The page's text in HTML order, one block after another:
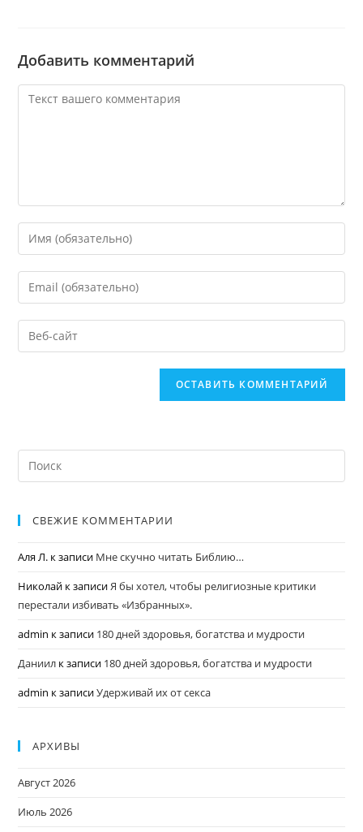
Добавить комментарий
СВЕЖИЕ КОММЕНТАРИИ
Аля Л. к записи Мне скучно читать Библию…
Николай к записиЯ бы хотел, чтобы религиозные критики
перестали избивать «Избранных».
admin к записи 180 дней здоровья, богатства и мудрости
Даниил к записи 180 дней здоровья, богатства и мудрости
admin к записиУдерживай их от секса
АРХИВЫ
Август 2026
Июль 2026